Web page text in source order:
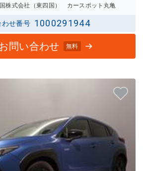
株式会社（東四国） カースポット丸亀
わせ番号 1000291944
お問い合わせ 無料